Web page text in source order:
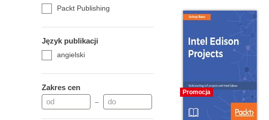
Packt Publishing
Język publikacji
angielski
Zakres cen
–
Promocja